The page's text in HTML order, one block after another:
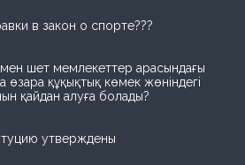
в закон о спорте???
шет мемлекеттер арасындағы
құқықтық көмек жөніндегі
қайдан алуға болады?
утверждены